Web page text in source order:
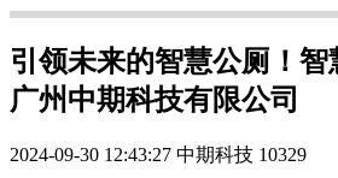
引领未来的智慧公厕！
广州中期科技有限公司
2024-09-30 12:43:27 中期科技 10329